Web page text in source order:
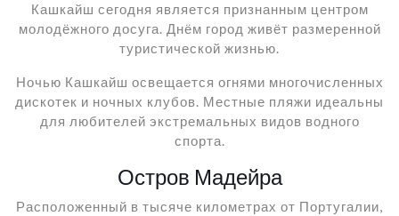
Кашкайш сегодня является признанным центром
молодёжного досуга. Днём город живёт размеренной
туристической жизнью.
Ночью Кашкайш освещается огнями многочисленных
дискотек и ночных клубов. Местные пляжи идеальны
для любителей экстремальных видов водного
спорта.
Остров Мадейра
Расположенный в тысяче километрах от Португалии,